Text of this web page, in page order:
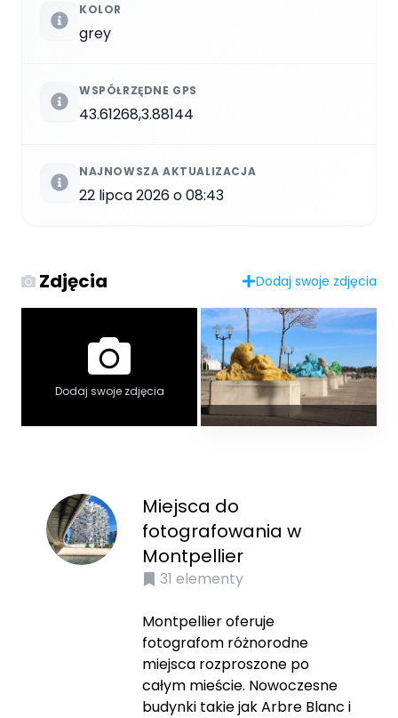
KOLOR
grey
WSPÓŁRZĘDNE GPS
43.61268,3.88144
NAJNOWSZA AKTUALIZACJA
22 lipca 2026 o 08:43
Zdjęcia Dodaj swoje zdjęcia
Dodaj swoje zdjęcia
Miejsca do
fotografowania w
Montpellier
31 elementy
Montpellier oferuje
fotografom różnorodne
miejsca rozproszone po
całym mieście. Nowoczesne
budynki takie jak Arbre Blanc i